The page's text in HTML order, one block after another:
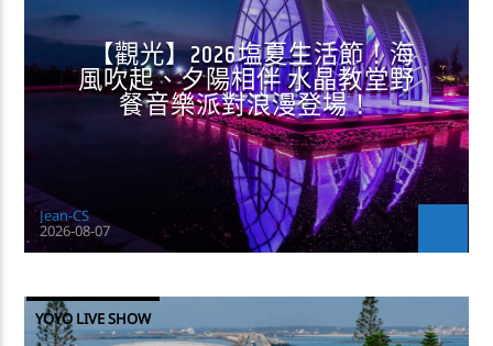
【觀光】2026塩夏生活節！海
風吹起、夕陽相伴 水晶教堂野
餐音樂派對浪漫登場！
Jean-CS
2026-08-07
YOYO LIVE SHOW